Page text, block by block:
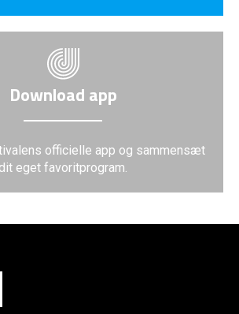
Download app
officielle app og sammensæt
dit eget favoritprogram.